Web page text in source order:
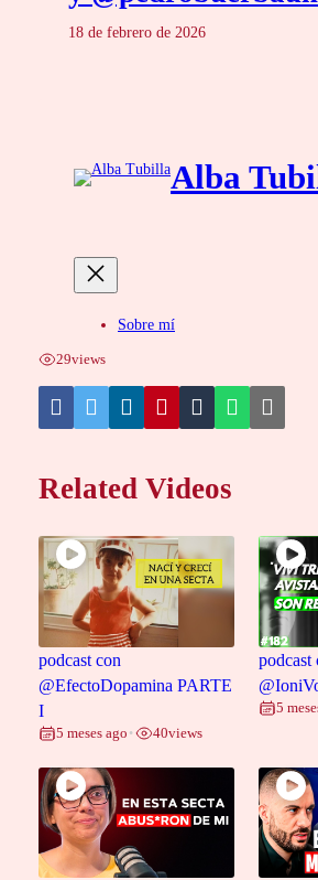
18 de febrero de 2026
29views
Related Videos
podcast con
@EfectoDopamina PARTE
I
5 meses ago • 40views
podcast
5